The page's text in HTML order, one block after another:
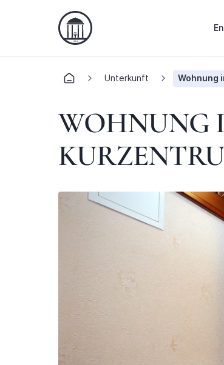
Unterkunft Wohnung
WOHNUNG